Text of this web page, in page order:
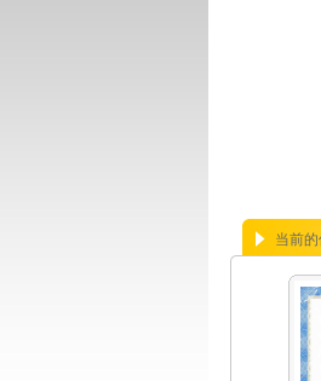
当前